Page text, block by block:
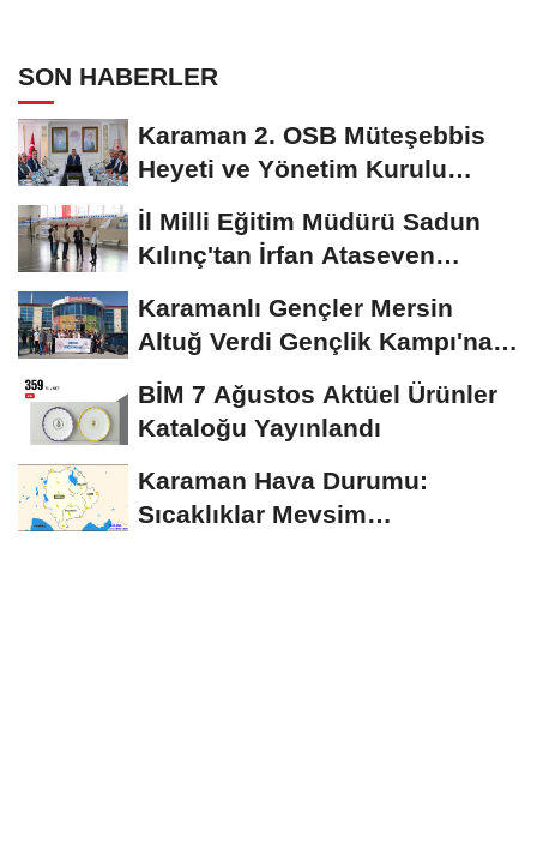
SON HABERLER
Karaman 2. OSB Müteşebbis
Heyeti ve Yönetim Kurulu
Toplantısı Gerçekleştirildi
İl Milli Eğitim Müdürü Sadun
Kılınç'tan İrfan Ataseven
Karamanlı Gençler Mersin
Altuğ Verdi Gençlik Kampı'na
Uğurlandı
BİM 7 Ağustos Aktüel Ürünler
Kataloğu Yayınlandı
Karaman Hava Durumu:
Sıcaklıklar Mevsim